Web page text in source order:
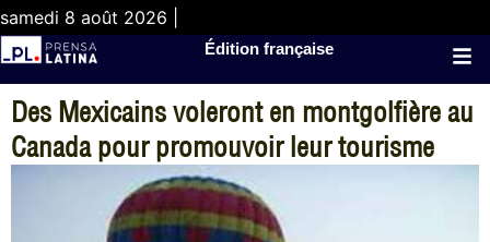
samedi 8 août 2026 |
Édition française
Des Mexicains voleront en montgolfière au
Canada pour promouvoir leur tourisme